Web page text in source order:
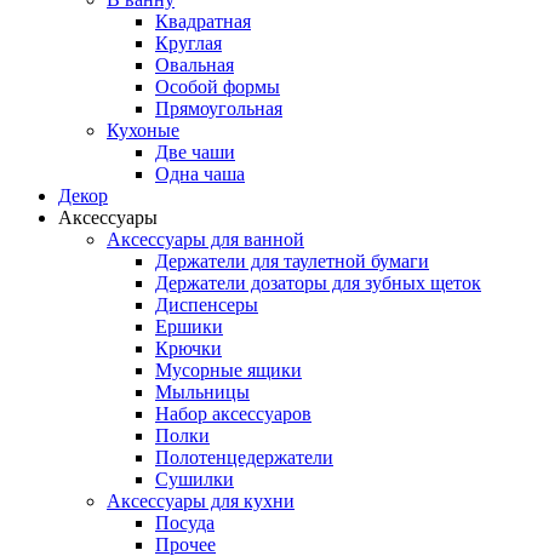
Квадратная
Круглая
Овальная
Особой формы
Прямоугольная
Кухоные
Две чаши
Одна чаша
Декор
Аксессуары
Аксессуары для ванной
Держатели для таулетной бумаги
Держатели дозаторы для зубных щеток
Диспенсеры
Ершики
Крючки
Мусорные ящики
Мыльницы
Набор аксессуаров
Полки
Полотенцедержатели
Сушилки
Аксессуары для кухни
Посуда
Прочее